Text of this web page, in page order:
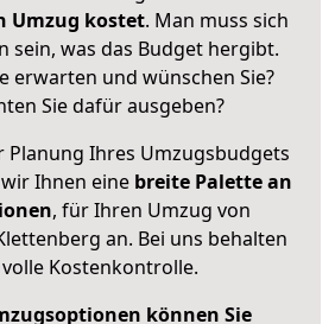
Umzug kostet. Man muss sich
sein, was das Budget hergibt.
erwarten und wünschen Sie?
Sie dafür ausgeben?
Planung Ihres Umzugsbudgets
Ihnen eine breite Palette an
, für Ihren Umzug von
an. Bei uns behalten
volle Kostenkontrolle.
können Sie